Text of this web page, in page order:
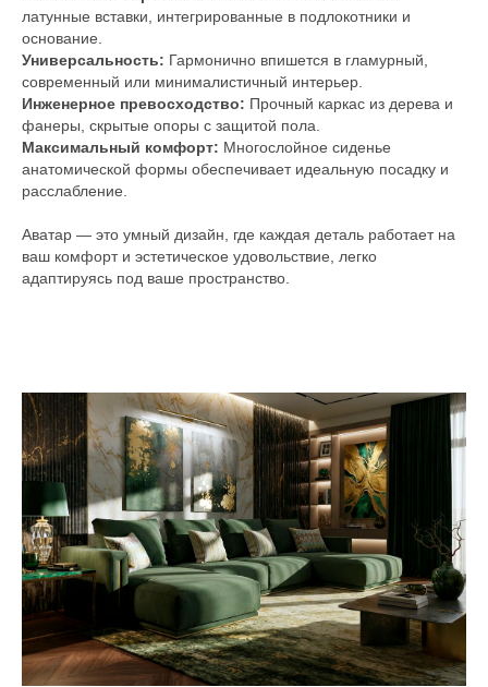
латунные вставки, интегрированные в подлокотники и
основание.
Универсальность: Гармонично впишется в гламурный,
современный или минималистичный интерьер.
Инженерное превосходство: Прочный каркас из дерева и
фанеры, скрытые опоры с защитой пола.
Максимальный комфорт: Многослойное сиденье
анатомической формы обеспечивает идеальную посадку и
расслабление.
Аватар — это умный дизайн, где каждая деталь работает на
ваш комфорт и эстетическое удовольствие, легко
адаптируясь под ваше пространство.